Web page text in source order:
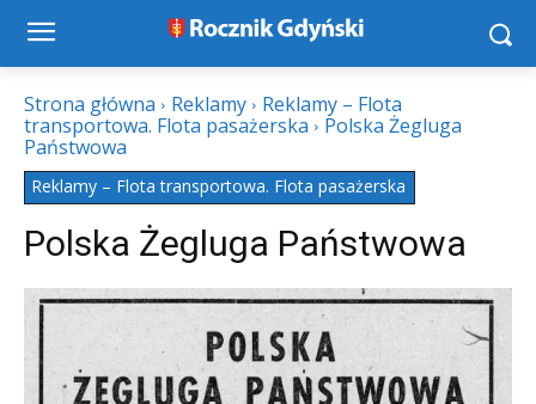
Strona główna Reklamy
Reklamy – Flota
transportowa. Flota pasażerska
Polska Żegluga
Państwowa
Reklamy – Flota transportowa. Flota pasażerska
Polska Żegluga Państwowa